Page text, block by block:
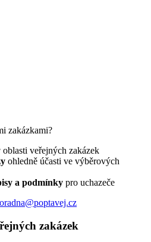
zakázkami?
oblasti veřejných zakázek
ohledně účasti ve výběrových
a podmínky pro uchazeče
zakázek